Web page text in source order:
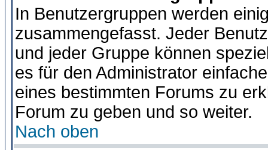
In Benutzergruppen werden
zusammengefasst. Jeder
und jeder Gruppe können
es für den Administrator
eines bestimmten Forums zu
Forum zu geben und so weiter.
Nach oben